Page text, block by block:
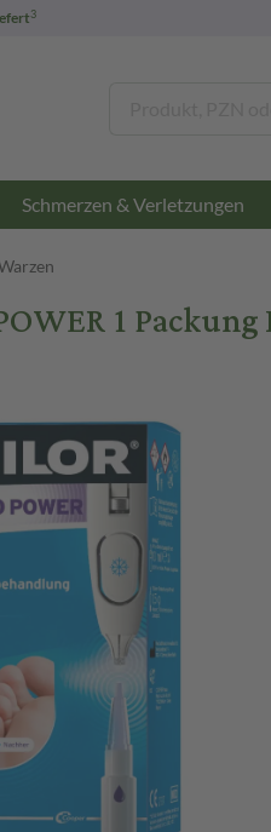
3
Schmerzen & Verletzungen
1